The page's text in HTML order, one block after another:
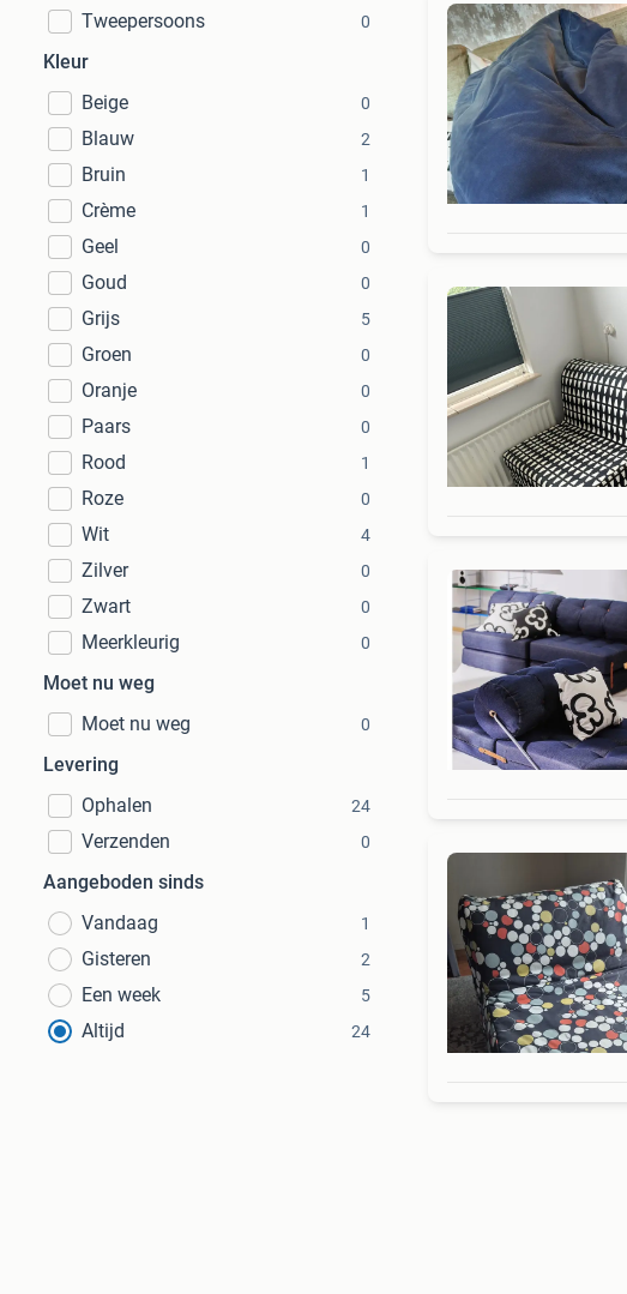
Tweepersoons 0
Kleur
Beige
0
Blauw 2
Bruin 1
Crème 1
Geel 0
Goud 0
Grijs 5
Groen 0
Oranje 0
Paars 0
Rood 1
Roze 0
Wit 4
Zilver 0
Zwart 0
Meerkleurig 0
Moet nu weg
Moet nu weg
0
Levering
Ophalen
24
Verzenden 0
Aangeboden sinds
Vandaag
1
Gisteren 2
Een week 5
Altijd 24